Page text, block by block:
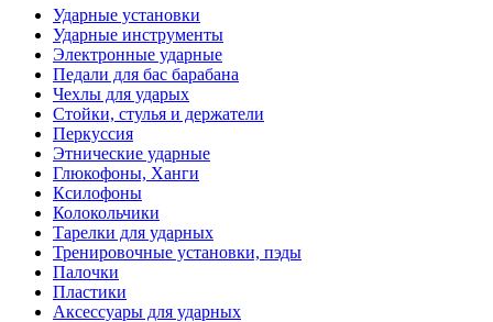
Ударные установки
Ударные инструменты
Электронные ударные
Педали для бас барабана
Чехлы для ударых
Стойки, стулья и держатели
Перкуссия
Этнические ударные
Глюкофоны, Ханги
Ксилофоны
Колокольчики
Тарелки для ударных
Тренировочные установки, пэды
Палочки
Пластики
Аксессуары для ударных